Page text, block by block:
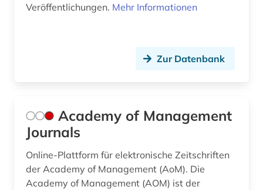
dendi (1)
deutsch (1)
deutsche forschungsgemeinschaft (2)
deutschland (16)
Veröffentlichungen. Mehr Informationen
Zur Datenbank
Academy of Management
Journals
Online-Plattform für elektronische Zeitschriften
der Academy of Management (AoM). Die
Academy of Management (AOM) ist der